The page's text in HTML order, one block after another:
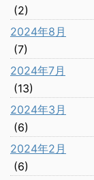
(2)
2024年8月
(7)
2024年7月
(13)
2024年3月
(6)
2024年2月
(6)